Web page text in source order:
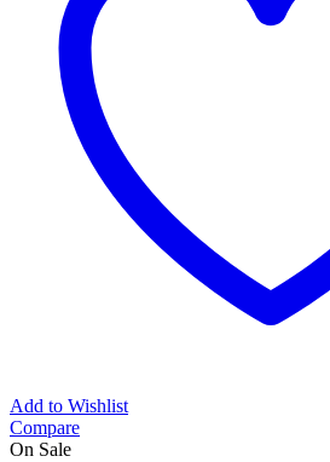
Add to Wishlist
Compare
On Sale